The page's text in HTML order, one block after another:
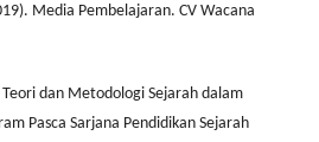
Media Pembelajaran. CV Wacana
dan Metodologi Sejarah dalam
Pasca Sarjana Pendidikan Sejarah